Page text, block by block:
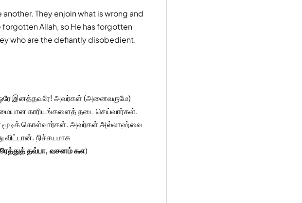
They enjoin what is wrong and
Allah, so He has forgotten
who are the defiantly disobedient.
இனத்தவரே! அவர்கள் (அனைவருமே)
காரியங்களைத் தடை செய்வார்கள்.
மூடிக் கொள்வார்கள். அவர்கள் அல்லாஹ்வை
நிச்சயமாக
தவ்பா, வசனம் ௬௭)